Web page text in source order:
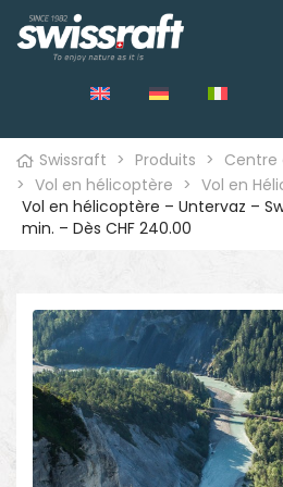
Swissraft > Produits > Centre
> Vol en hélicoptère > Vol en
Vol en hélicoptère – Untervaz –
min. – Dès CHF 240.00